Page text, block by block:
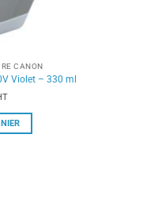
CANON
Violet – 330 ml